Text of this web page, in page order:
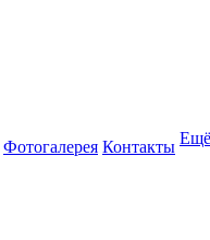
Фотогалерея Контакты Ещё